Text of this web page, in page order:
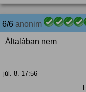
6/6 anonim
Általában nem
júl. 8. 17:56